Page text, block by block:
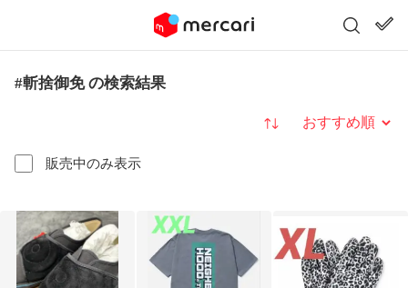
#斬捨御免 の検索結果
販売中のみ表示
並び替え